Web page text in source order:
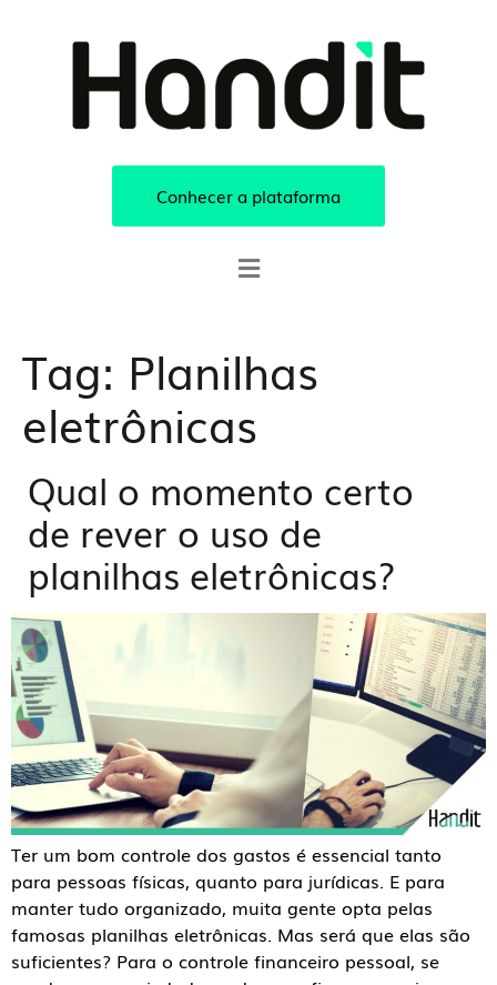
Conhecer a plataforma
Tag: Planilhas
eletrônicas
Qual o momento certo
de rever o uso de
planilhas eletrônicas?
Ter um bom controle dos gastos é essencial tanto
para pessoas físicas, quanto para jurídicas. E para
manter tudo organizado, muita gente opta pelas
famosas planilhas eletrônicas. Mas será que elas são
suficientes? Para o controle financeiro pessoal, se